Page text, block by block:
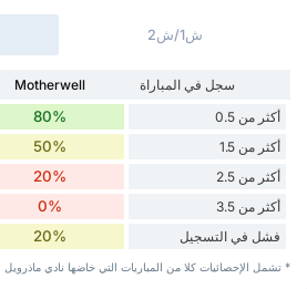
ش1/ش2
سجل في المباراة Motherwell
أكثر من 0.5
80%
أكثر من 1.5 50%
أكثر من 2.5 20%
أكثر من 3.5 0%
فشل في التسجيل 20%
* تشمل الإحصائيات كلا من المباريات التي خاضها نادي